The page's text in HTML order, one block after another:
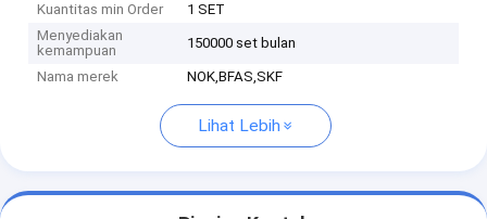
Kuantitas min Order
1 SET
Menyediakan
kemampuan
150000 set bulan
Nama merek NOK,BFAS,SKF
Lihat Lebih